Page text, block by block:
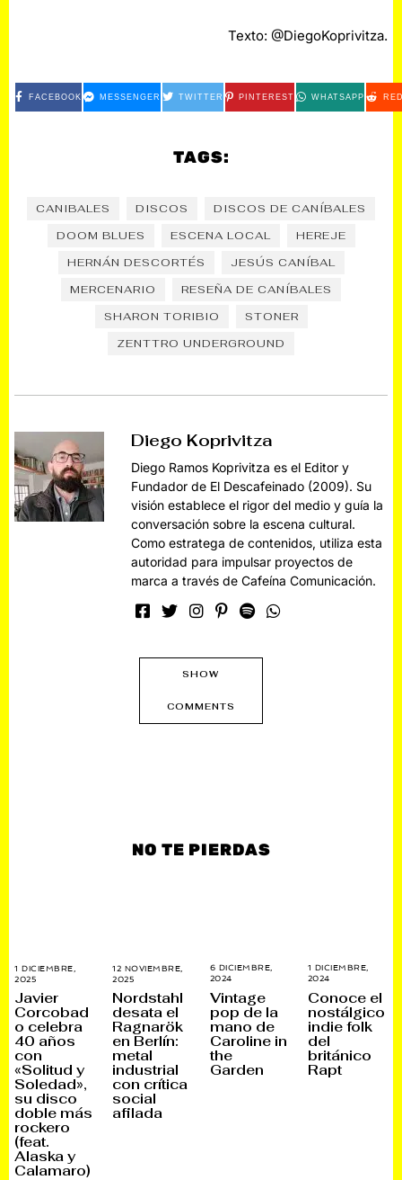
Texto: @DiegoKoprivitza.
FACEBOOK MESSENGER TWITTER PINTEREST WHATSAPP
TAGS:
CANIBALES DISCOS
DISCOS DE CANÍBALES
DOOM BLUES
ESCENA LOCAL
HEREJE
HERNÁN DESCORTÉS
JESÚS CANÍBAL
MERCENARIO
RESEÑA DE CANÍBALES
SHARON TORIBIO
STONER
ZENTTRO UNDERGROUND
Diego Koprivitza
Diego Ramos Koprivitza es el Editor y
Fundador de El Descafeinado (2009). Su
visión establece el rigor del medio y guía la
conversación sobre la escena cultural.
Como estratega de contenidos, utiliza esta
autoridad para impulsar proyectos de
marca a través de Cafeína Comunicación.
SHOW
COMMENTS
NO TE PIERDAS
1 DICIEMBRE,
2025
I
C
E
M
B
R
E
2
2
5
Javier
Corcobad
o celebra
40 años
con
«Solitud y
Soledad»,
su disco
doble más
rockero
(feat.
Alaska y
Calamaro)
12 NOVIEMBRE,
2025
N
O
V
I
E
M
R
,
0
Nordstahl
desata el
Ragnarök
en Berlín:
metal
industrial
con crítica
social
afilada
6 DICIEMBRE,
2024
I
C
I
E
M
B
E
Vintage
pop de la
mano de
Caroline in
the
Garden
1 DICIEMBRE,
2024
I
C
I
E
B
E
Conoce el
nostálgico
indie folk
del
británico
Rapt